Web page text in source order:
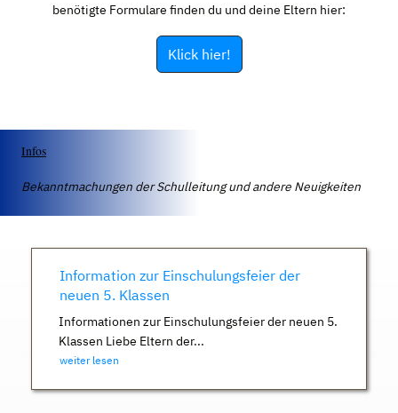
benötigte Formulare finden du und deine Eltern hier:
Klick hier!
Infos
Bekanntmachungen der Schulleitung und andere Neuigkeiten
Information zur Einschulungsfeier der
neuen 5. Klassen
Informationen zur Einschulungsfeier der neuen 5.
Klassen Liebe Eltern der...
weiter lesen